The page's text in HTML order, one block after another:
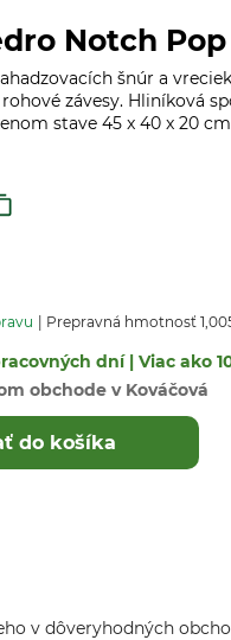
Notch
šnúr a
závesy. Hliníková
stave 45 x 40 x 20
Prepravná hmotnosť
dní | Viac ako
obchode v Kováčová
do košíka
v dôveryhodných